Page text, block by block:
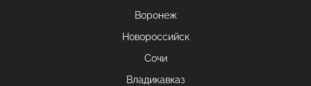
Воронеж
Новороссийск
Сочи
Владикавказ